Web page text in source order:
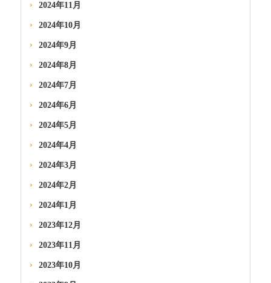
2024年11月
2024年10月
2024年9月
2024年8月
2024年7月
2024年6月
2024年5月
2024年4月
2024年3月
2024年2月
2024年1月
2023年12月
2023年11月
2023年10月